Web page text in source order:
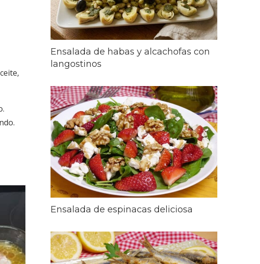
Ensalada de habas y alcachofas con
langostinos
Ensalada de espinacas deliciosa